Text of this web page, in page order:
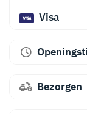
Visa
Bezorgen